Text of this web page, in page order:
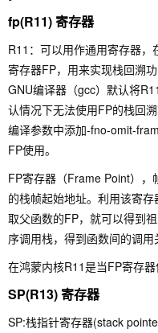
fp(R11) 寄存器
R11：可以用作通用寄存器
寄存器FP，用来实现栈回溯功
GNU编译器（gcc）默认将
认情况下无法使用FP的栈回
编译参数中添加-fno-omit-
FP使用。
FP寄存器（Frame Point），
的栈帧起始地址。利用该寄
取父函数的FP，就可以得到
序调用栈，得到函数间的调用
在鸿蒙内核R11是当FP寄存器
SP(R13) 寄存器
SP:栈指针寄存器(stack